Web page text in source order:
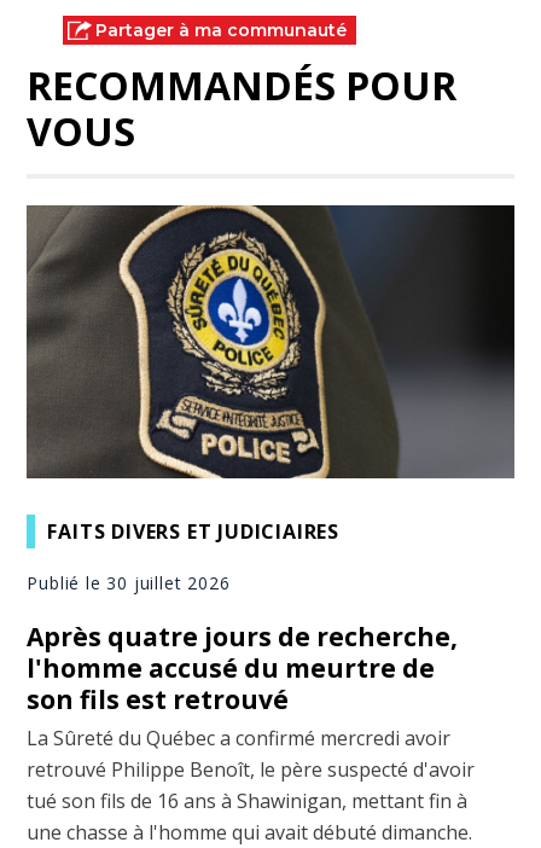
Partager à ma communauté
RECOMMANDÉS POUR
VOUS
FAITS DIVERS ET JUDICIAIRES
Publié le 30 juillet 2026
Après quatre jours de recherche,
l'homme accusé du meurtre de
son fils est retrouvé
La Sûreté du Québec a confirmé mercredi avoir
retrouvé Philippe Benoît, le père suspecté d'avoir
tué son fils de 16 ans à Shawinigan, mettant fin à
une chasse à l'homme qui avait débuté dimanche.